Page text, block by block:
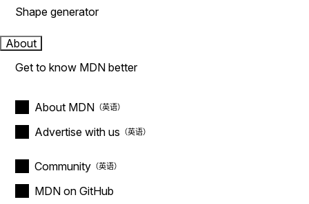
Shape generator
About
Get to know MDN better
About MDN
Advertise with us
Community
MDN on GitHub